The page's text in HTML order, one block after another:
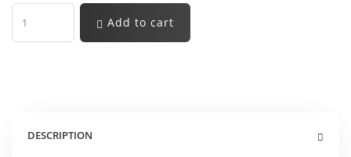
Add to cart
DESCRIPTION